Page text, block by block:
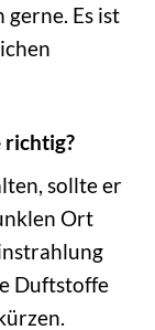
Es ist
richtig?
sollte er
Ort
Duftstoffe